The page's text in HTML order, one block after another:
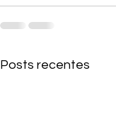
Posts recentes